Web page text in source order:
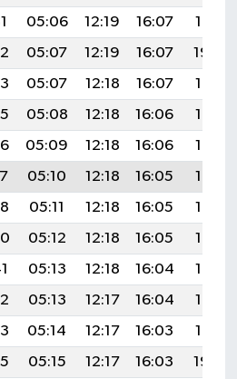
05:06 12:19 16:07
19:21
05:07 12:19 16:07
19:20
05:07 12:18 16:07
19:19
05:08 12:18 16:06
19:18
05:09 12:18 16:06
19:17
05:10 12:18 16:05
19:16
05:11 12:18 16:05
19:15
05:12 12:18 16:05
19:14
05:13 12:18 16:04
19:13
05:13 12:17 16:04
19:12
05:14 12:17 16:03
19:10
05:15 12:17 16:03
19:09